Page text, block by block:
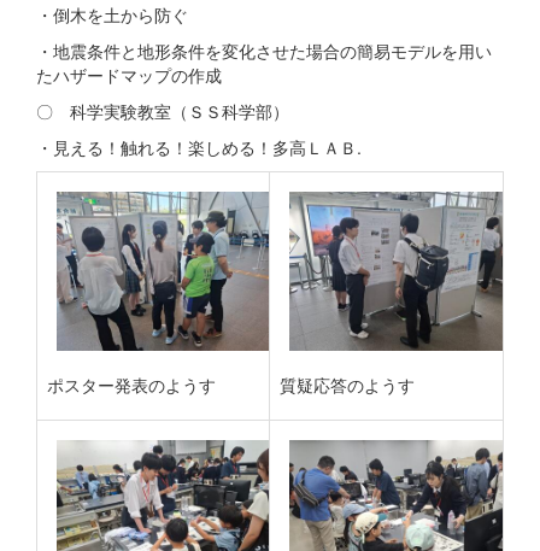
・倒木を土から防ぐ
・地震条件と地形条件を変化させた場合の簡易モデルを用い
たハザードマップの作成
〇 科学実験教室（ＳＳ科学部）
・見える！触れる！楽しめる！多高ＬＡＢ.
ポスター発表のようす 質疑応答のようす